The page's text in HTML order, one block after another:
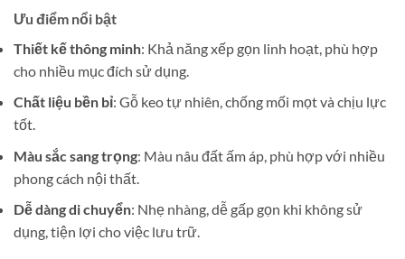
Ưu điểm nổi bật
Thiết kế thông minh: Khả năng xếp gọn linh hoạt, phù hợp
cho nhiều mục đích sử dụng.
Chất liệu bền bỉ: Gỗ keo tự nhiên, chống mối mọt và chịu lực
tốt.
Màu sắc sang trọng: Màu nâu đất ấm áp, phù hợp với nhiều
phong cách nội thất.
Dễ dàng di chuyển: Nhẹ nhàng, dễ gấp gọn khi không sử
dụng, tiện lợi cho việc lưu trữ.